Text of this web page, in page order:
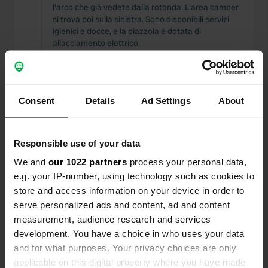
Consent Details Ad Settings About
Responsible use of your data
We and our 1022 partners process your personal data,
e.g. your IP-number, using technology such as cookies to
store and access information on your device in order to
serve personalized ads and content, ad and content
measurement, audience research and services
development. You have a choice in who uses your data
and for what purposes. Your privacy choices are only
applicable on this digital property where you have made
l'arco che già vedete dalla rotonda. L'area camper
si trova poi sulla sinistra. Sono disponibili servizi
igienici e docce, e la piazzola è dotata di
allacciamento elettrico.
Sitecode: 104713
Oggi siamo tornati a casa dopo due giorni a
una deliziosa zuppa di asparagi. Ci piace molto
Tradotto da GoogleMostra originale
Ho recensito una posizione —11 mesi fa
104155
Ho appena lasciato un campeggio bellissimo e
ben tenuto. Tutto è stato attentamente studiato
per rendere il soggiorno degli ospiti il più
piacevole possibile.